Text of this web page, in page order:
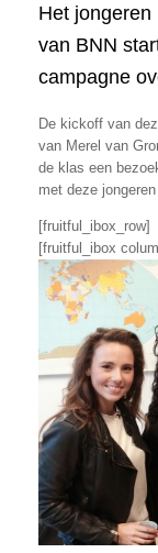
Het jongeren
van BNN
campagne
De kickoff van
van Merel van
de klas een
met deze
[fruitful_ibox_row]
[fruitful_ibox